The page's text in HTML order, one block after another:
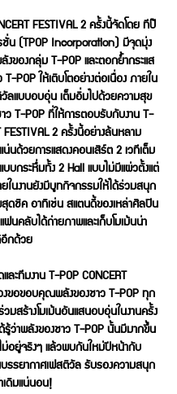
FESTIVAL 2 ครั้งนี้จัดโดย ทีป๊
น (TPOP Incorporation) มีจุดมุ่ง
ของกลุ่ม T-POP และตอกย้ำกระแส
POP ให้เติบโตอย่างต่อเนื่อง ภายใน
ลแบบอบอุ่น เต็มอิ่มไปด้วยความสุข
ว T-POP ที่ให้การตอบรับกับงาน T-
FESTIVAL 2 ครั้งนี้อย่างล้นหลาม
นด้วยการแสดงคอนเสิร์ต 2 เวทีเต็ม
บบกระหึ่มทั้ง 2 Hall แบบไม่มีแผ่วตั้งแต่
ในงานยังมีบูทกิจกรรมให้ได้ร่วมสนุก
ดชิค อาทิเช่น สแตนดี้ของเหล่าศิลปิน
ฟนคลับได้ถ่ายภาพและเก็บโมเม้นน่า
กด้วย
ะทีมงาน T-POP CONCERT
งขอขอบคุณพลังของชาว T-POP ทุก
สร้างโมเม้นอันแสนอบอุ่นในงานครั้ง
ว่าพลังของชาว T-POP นั้นมีมากขึ้น
อยู่จริงๆ แล้วพบกันใหม่ปีหน้ากับ
รรยากาศเฟสติวัล รับรองความสนุก
ดิมแน่นอน!